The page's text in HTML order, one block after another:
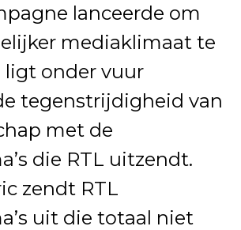
lanceerde om
mediaklimaat te
ligt onder vuur
tegenstrijdigheid van
met de
die RTL uitzendt.
zendt RTL
uit die totaal niet